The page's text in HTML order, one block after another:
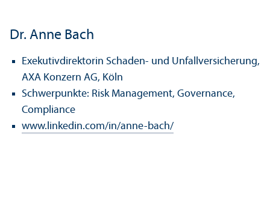
Dr. Anne Bach
Exekutivdirektorin Schaden- und Unfall­versicherung,
AXA Konzern AG, Köln
Schwerpunkte: Risk Management, Governance,
Compliance
www.linkedin.com/in/anne-bach/